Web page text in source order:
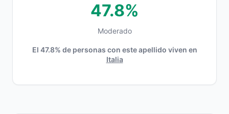
47.8%
Moderado
El 47.8% de personas con este apellido viven en
Italia